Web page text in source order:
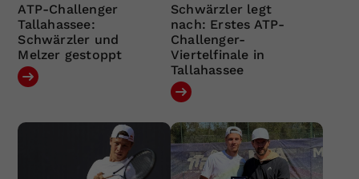
ATP-Challenger
Tallahassee:
Schwärzler und
Melzer gestoppt
Schwärzler legt
nach: Erstes ATP-
Challenger-
Viertelfinale in
Tallahassee